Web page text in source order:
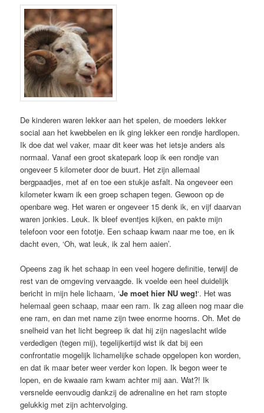
De kinderen waren lekker aan het spelen, de moeders lekker
social aan het kwebbelen en ik ging lekker een rondje hardlopen.
Ik doe dat wel vaker, maar dit keer was het ietsje anders als
normaal. Vanaf een groot skatepark loop ik een rondje van
ongeveer 5 kilometer door de buurt. Het zijn allemaal
bergpaadjes, met af en toe een stukje asfalt. Na ongeveer een
kilometer kwam ik een groep schapen tegen. Gewoon op de
openbare weg. Het waren er ongeveer 15 denk ik, en vijf daarvan
waren jonkies. Leuk. Ik bleef eventjes kijken, en pakte mijn
telefoon voor een fototje. Een schaap kwam naar me toe, en ik
dacht even, ‘Oh, wat leuk, ik zal hem aaien’.
Opeens zag ik het schaap in een veel hogere definitie, terwijl de
rest van de omgeving vervaagde. Ik voelde een heel duidelijk
bericht in mijn hele lichaam, ‘Je moet hier NU weg!‘. Het was
helemaal geen schaap, maar een ram. Ik zag alleen nog maar die
ene ram, en dan met name zijn twee enorme hoorns. Oh. Met de
snelheid van het licht begreep ik dat hij zijn nageslacht wilde
verdedigen (tegen mij), tegelijkertijd wist ik dat bij een
confrontatie mogelijk lichamelijke schade opgelopen kon worden,
en dat ik maar beter weer verder kon lopen. Ik begon weer te
lopen, en de kwaaie ram kwam achter mij aan. Wat?! Ik
versnelde eenvoudig dankzij de adrenaline en het ram stopte
gelukkig met zijn achtervolging.